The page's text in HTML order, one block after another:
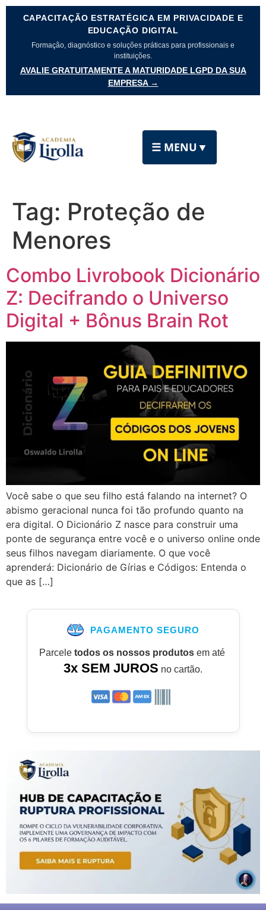
CAPACITAÇÃO ESTRATÉGICA EM PRIVACIDADE E
EDUCAÇÃO DIGITAL
Formação, diagnóstico e soluções práticas para profissionais e
instituições.
AVALIE GRATUITAMENTE A MATURIDADE LGPD DA SUA
EMPRESA →
☰ MENU ▼
Tag: Proteção de
Menores
Combo Livrobook Dicionário
Z: Decifrando o Universo
Digital + Bônus Brain Rot
Você sabe o que seu filho está falando na internet? O
abismo geracional nunca foi tão profundo quanto na
era digital. O Dicionário Z nasce para construir uma
ponte de segurança entre você e o universo online onde
seus filhos navegam diariamente. O que você
aprenderá: Dicionário de Gírias e Códigos: Entenda o
que as […]
PAGAMENTO SEGURO
Parcele todos os nossos produtosem até
3x SEM JUROS no cartão.